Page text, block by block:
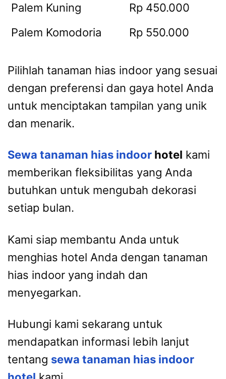
Palem Kuning
Rp 450.000
Palem Komodoria
Rp 550.000
Pilihlah tanaman hias indoor yang sesuai
dengan preferensi dan gaya hotel Anda
untuk menciptakan tampilan yang unik
dan menarik.
Sewa tanaman hias indoor hotel kami
memberikan fleksibilitas yang Anda
butuhkan untuk mengubah dekorasi
setiap bulan.
Kami siap membantu Anda untuk
menghias hotel Anda dengan tanaman
hias indoor yang indah dan
menyegarkan.
Hubungi kami sekarang untuk
mendapatkan informasi lebih lanjut
tentang sewa tanaman hias indoor